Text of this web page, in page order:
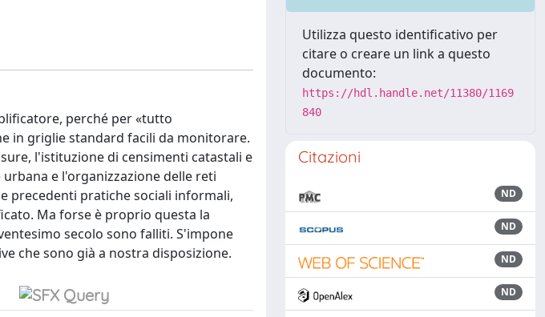
perché per «tutto
in griglie standard facili da monitorare.
l'istituzione di censimenti catastali e
e l'organizzazione delle reti
precedenti pratiche sociali informali,
Ma forse è proprio questa la
secolo sono falliti. S'impone
che sono già a nostra disposizione.
Utilizza questo identificativo per
citare o creare un link a questo
documento:
https://hdl.handle.net/11380/1169
840
Citazioni
ND
ND
ND
ND